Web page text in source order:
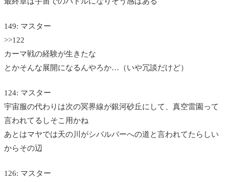
149: マスター
>>122
カーマ戦の経験が生きたな
とかそんな展開になるんやろか…（いや冗談だけど）
124: マスター
宇宙服の代わりは次の冥界線が銀河砂丘にして、真空雷園って
言われてるしそこ用かね
あとはマヤでは天の川がシバルバーへの道と言われてたらしい
からその辺
126: マスター